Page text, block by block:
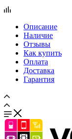
Описание
Наличие
Отзывы
Как купить
Оплата
Доставка
Гарантия